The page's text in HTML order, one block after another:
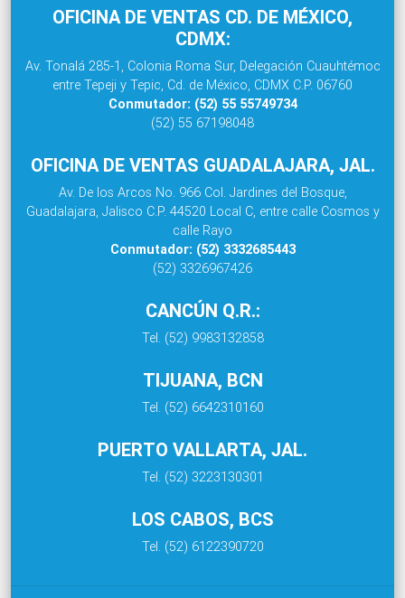
OFICINA DE VENTAS CD. DE MÉXICO,
CDMX:
Av. Tonalá 285-1, Colonia Roma Sur, Delegación Cuauhtémoc
entre Tepeji y Tepic, Cd. de México, CDMX C.P. 06760
Conmutador: (52) 55 55749734
(52) 55 67198048
OFICINA DE VENTAS GUADALAJARA, JAL.
Av. De los Arcos No. 966 Col. Jardines del Bosque,
Guadalajara, Jalisco C.P. 44520 Local C, entre calle Cosmos y
calle Rayo
Conmutador: (52) 3332685443
(52) 3326967426
CANCÚN Q.R.:
Tel. (52) 9983132858
TIJUANA, BCN
Tel. (52) 6642310160
PUERTO VALLARTA, JAL.
Tel. (52) 3223130301
LOS CABOS, BCS
Tel. (52) 6122390720